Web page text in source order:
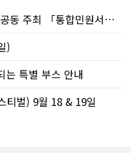
재외동포청·주밴쿠버총영사관 공동 주최 「통합민원서비스 온라인 화상상담회..
)
는 특별 부스 안내
티벌) 9월 18 & 19일